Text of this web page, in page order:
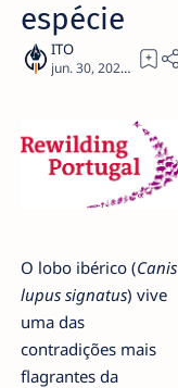
espécie
6
O lobo ibérico (Canis
lupus signatus) vive
uma das
contradições mais
flagrantes da